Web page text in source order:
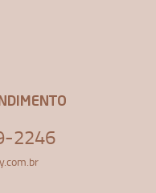
2246